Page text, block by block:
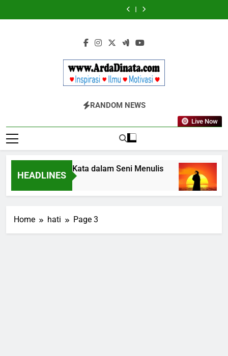
to
Kekinian
EFEKTA
English
for
Adults
Wajib
Diketahui
Kekinian
di
EFEKTA
English
for
Adults
BERDAYA
Inspirasi, Ilmu, Dan Motivasi
RANDOM NEWS
Live Now
HEADLINES
Terbangkan Kata dalam Seni Menulis
3 Tahun Ago
Home hati Page 3